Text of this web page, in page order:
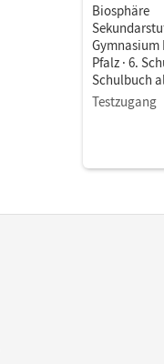
Biosphäre
Pfalz · 6.
Schulbuch
Testzugang